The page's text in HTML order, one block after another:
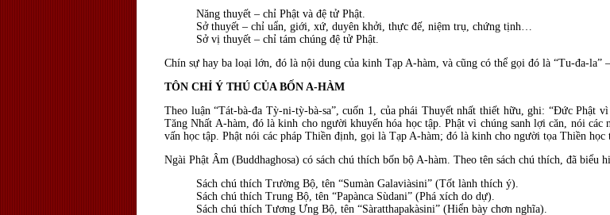
Năng thuyết – chỉ Phật và đệ tử Phật.
Sở thuyết – chỉ uẩn, giới, xứ, duyên khởi, thực đế, niệm trụ, chứng tịnh…
Sở vị thuyết – chỉ tám chúng đệ tử Phật.
Chín sự hay ba loại lớn, đó là nội dung của kinh Tạp A-hàm, và cũng có thể gọi đó là “Tu-đa-la”
TÔN CHỈ Ý THÚ CỦA BỐN A-HÀM
Theo luận “Tát-bà-đa Tỳ-ni-tỳ-bà-sa”, cuốn 1, của phái Thuyết nhất thiết hữu, ghi: “Đức Phật
Tăng Nhất A-hàm, đó là kinh cho người khuyến hóa học tập. Phật vì chúng sanh lợi căn, nói
vấn học tập. Phật nói các pháp Thiền định, gọi là Tạp A-hàm; đó là kinh cho người tọa Thiền học
Ngài Phật Âm (Buddhaghosa) có sách chú thích bốn bộ A-hàm. Theo tên sách chú thích, đã biểu
Sách chú thích Trường Bộ, tên “Sumàn Galaviàsini” (Tốt lành thích ý).
Sách chú thích Trung Bộ, tên “Papànca Sùdani” (Phá xích do dự).
Sách chú thích Tương Ưng Bộ, tên “Sàratthapakàsini” (Hiển bày chơn nghĩa).